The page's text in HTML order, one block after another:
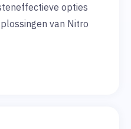
opties
van Nitro